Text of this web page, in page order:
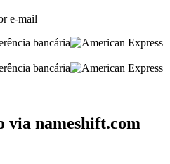
e-mail
via nameshift.com